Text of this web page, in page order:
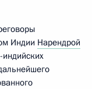
Индии Нарендрой